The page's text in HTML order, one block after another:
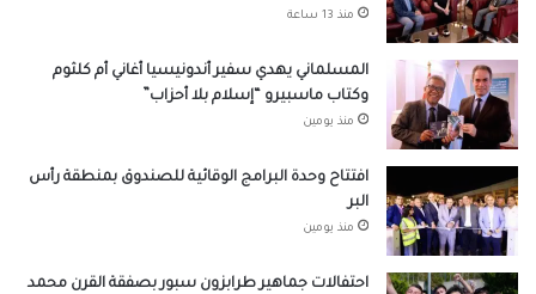
منذ 13 ساعة
المسلماني يهدي سفير أندونيسيا أغاني أم كلثوم
وكتاب ماسبيرو “إسلام بلا أحزاب”
منذ يومين
افتتاح وحدة البرامج الوقائية للصندوق بمنطقة رأس
البر
منذ يومين
احتفالات جماهير طرابزون سبور بصفقة القرن محمد